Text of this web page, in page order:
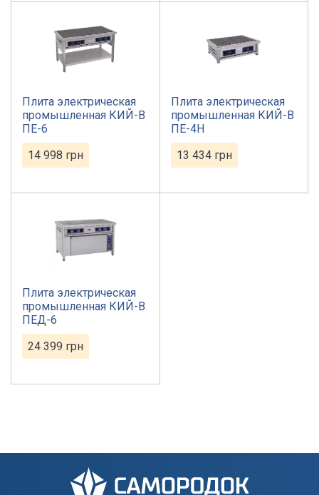
Плита электрическая
промышленная КИЙ-В
ПЕ-6
14 998 грн
Плита электрическая
промышленная КИЙ-В
ПЕ-4Н
13 434 грн
Плита электрическая
промышленная КИЙ-В
ПЕД-6
24 399 грн